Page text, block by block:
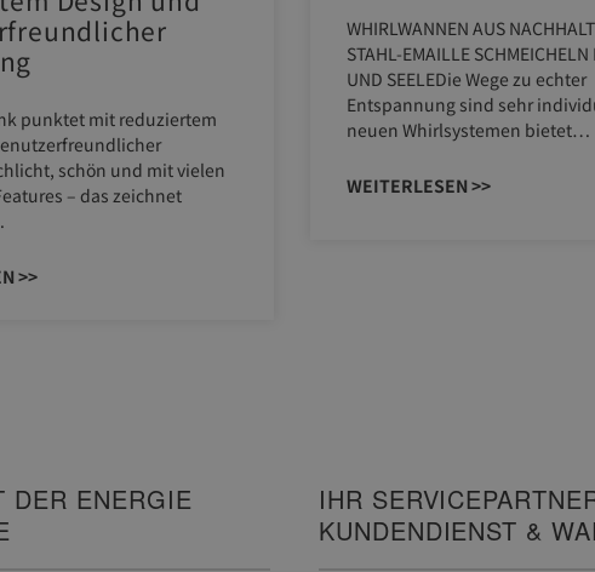
punktet mit reduziertem
schön und mit vielen
– das zeichnet
>>
WHIRLWANNEN AUS
STAHL-EMAILLE SCHMEICHELN
UND SEELEDie Wege zu echter
Entspannung sind sehr
neuen Whirlsystemen bietet…
WEITERLESEN >>
DER ENERGIE
IHR
KUNDENDIENST &